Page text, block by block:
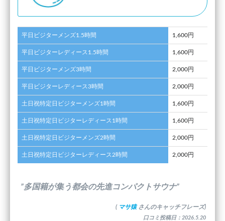
平日ビジターメンズ1.5時間 1,600円
平日ビジターレディース1.5時間 1,600円
平日ビジターメンズ3時間 2,000円
平日ビジターレディース3時間 2,000円
土日祝特定日ビジターメンズ1時間 1,600円
土日祝特定日ビジターレディース1時間 1,600円
土日祝特定日ビジターメンズ2時間 2,000円
土日祝特定日ビジターレディース2時間 2,000円
”多国籍が集う都会の先進コンパクトサウナ”
( マサ猿 さんのキャッチフレーズ)
口コミ投稿日：2026.5.20